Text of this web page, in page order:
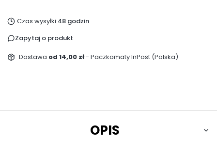
Czas wysyłki:48 godzin
Zapytaj o produkt
Dostawa od 14,00 zł- Paczkomaty InPost (Polska)
OPIS